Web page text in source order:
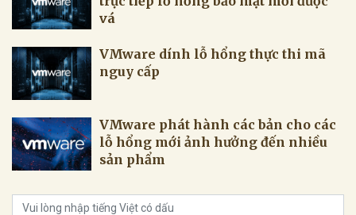
vá
VMware dính lỗ hổng thực thi mã
nguy cấp
VMware phát hành các bản cho các
lỗ hổng mới ảnh hưởng đến nhiều
sản phẩm